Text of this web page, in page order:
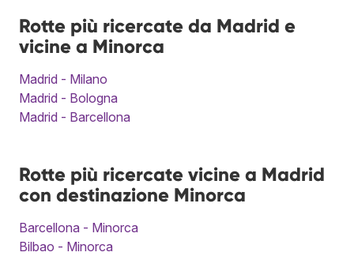
Rotte più ricercate da Madrid e
vicine a Minorca
Madrid - Milano
Madrid - Bologna
Madrid - Barcellona
Rotte più ricercate vicine a Madrid
con destinazione Minorca
Barcellona - Minorca
Bilbao - Minorca